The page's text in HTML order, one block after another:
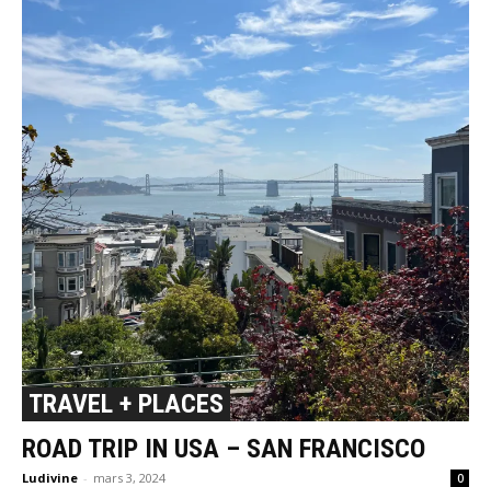
TRAVEL + PLACES
ROAD TRIP IN USA – SAN FRANCISCO
Ludivine - mars 3, 2024 0